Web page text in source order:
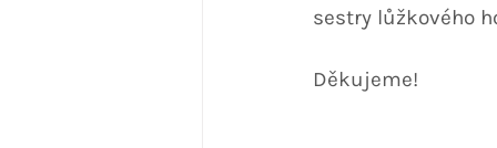
sestry lůžkového
Děkujeme!